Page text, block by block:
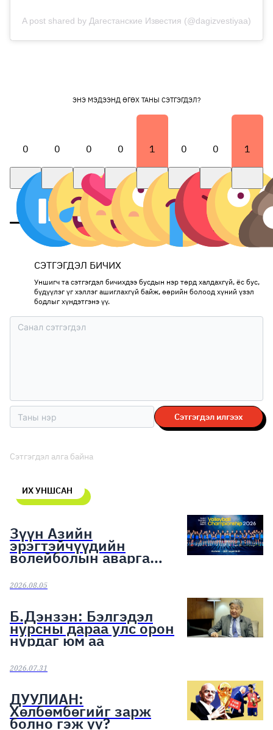
A post shared by Дагестанские Известия (@dagizvestiyaa)
ЭНЭ МЭДЭЭНД ӨГӨХ ТАНЫ СЭТГЭГДЭЛ?
0 0 0 0 1 0 0 1
СЭТГЭГДЭЛ БИЧИХ
Уншигч та сэтгэгдэл бичихдээ бусдын нэр төрд халдахгүй, ёс бус,
бүдүүлэг үг хэллэг ашиглахгүй байж, өөрийн болоод хүний үзэл
бодлыг хүндэтгэнэ үү.
Сэтгэгдэл илгээх
Сэтгэгдэл алга байна
ИХ УНШСАН
Зүүн Азийн
эрэгтэйчүүдийн
волейболын аварга
шалгаруулах тэмцээн
эхэллээ
2026.08.05
Б.Дэнзэн: Бэлгэдэл
нурсны дараа улс орон
нурдаг юм аа
2026.07.31
ДУУЛИАН:
Хөлбөмбөгийг зарж
болно гэж үү?